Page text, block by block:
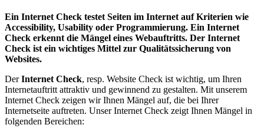
Ein Internet Check testet Seiten im Internet auf Kriterien wie
Accessibility, Usability oder Programmierung. Ein Internet
Check erkennt die Mängel eines Webauftritts. Der Internet
Check ist ein wichtiges Mittel zur Qualitätssicherung von
Websites.
DerInternet Check, resp. Website Check ist wichtig, um Ihren
Internetauftritt attraktiv und gewinnend zu gestalten. Mit unserem
Internet Check zeigen wir Ihnen Mängel auf, die bei Ihrer
Internetseite auftreten. Unser Internet Check zeigt Ihnen Mängel in
folgenden Bereichen: